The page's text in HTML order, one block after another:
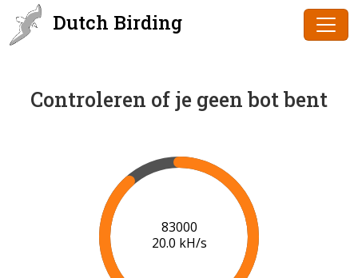
Dutch Birding
Controleren of je geen bot bent
84000
20.0 kH/s